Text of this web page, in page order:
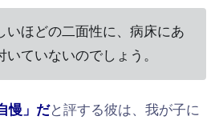
いほどの二面性に、病床にあ
ていないのでしょう。
慢」だと評する彼は、我が子に